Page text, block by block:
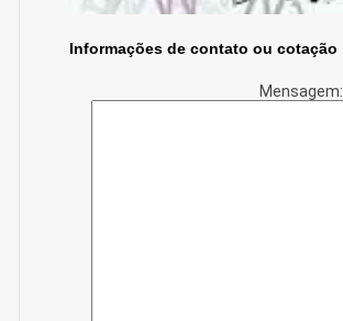
Informações de contato ou cotação
Mensagem: